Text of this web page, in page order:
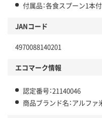
付属品：各食スプーン1本付
JANコード
4970088140201
エコマーク情報
認定番号：21140046
商品ブランド名：アルフ